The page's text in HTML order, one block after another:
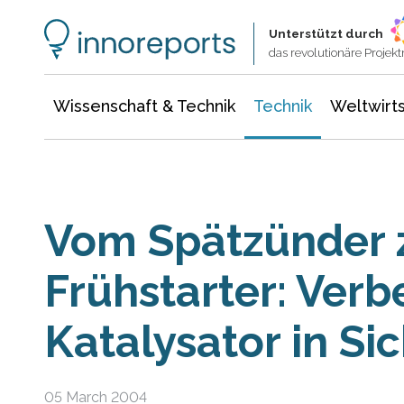
Unterstützt durch
das revolutionäre
Wissenschaft & Technik Technik
Vom Spätzünder
Frühstarter:
Katalysator in
05 March 2004